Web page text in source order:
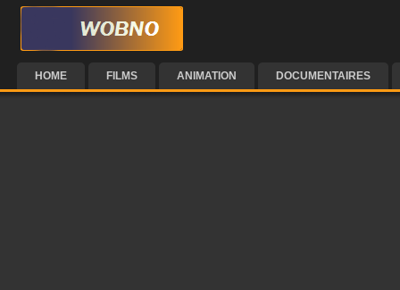
HOME FILMS ANIMATION DOCUMENTAIRES